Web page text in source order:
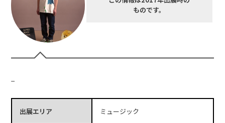
ものです。
出展エリア ミュージック